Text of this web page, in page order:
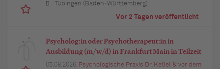
Tübingen (Baden-Württemberg)
Vor 2 Tagen veröffentlicht
Psycholog:in oder Psychotherapeut:in in
Ausbildung (m/w/d) in Frankfurt Main in Teilzeit
05.08.2026, Psychologische Praxis Dr. Keßel & vor dem